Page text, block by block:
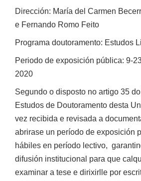
Dirección: María del Carmen
e Fernando Romo Feito
Programa doutoramento: Estudos
Periodo de exposición pública: 9-
2020
Segundo o disposto no artigo 35
Estudos de Doutoramento desta
vez recibida e revisada a
abrirase un período de exposición
hábiles en período lectivo,
difusión institucional para que
examinar a tese e dirixirlle por